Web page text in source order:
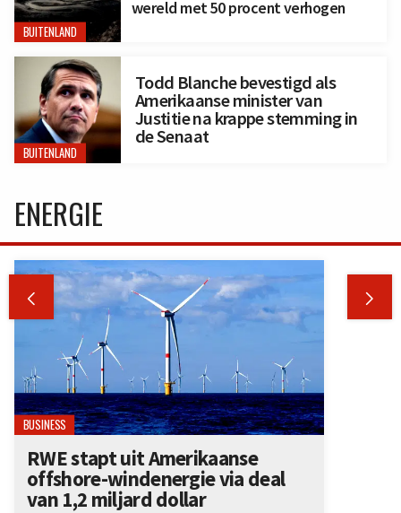
BUITENLAND
wereld met 50 procent verhogen
BUITENLAND
Todd Blanche bevestigd als
Amerikaanse minister van
Justitie na krappe stemming in
de Senaat
ENERGIE
 
BUSINESS
RWE stapt uit Amerikaanse
offshore-windenergie via deal
van 1,2 miljard dollar